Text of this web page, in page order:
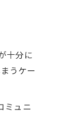
十分に
うケー
ミュニ